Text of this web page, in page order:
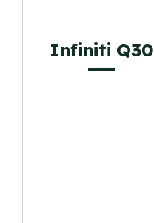
Infiniti Q30